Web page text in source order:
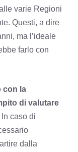
varie Regioni
Questi, a dire
ma l’ideale
farlo con
con la
di valutare
In caso di
dalla